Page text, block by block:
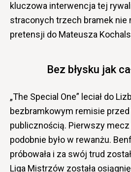
kluczowa interwencja tej
straconych trzech bramek nie
pretensji do Mateusza
Bez błysku jak
„The Special One” leciał do
bezbramkowym remisie przed
publicznością. Pierwszy mecz
podobnie było w rewanżu.
próbowała i za swój trud
Liga Mistrzów została